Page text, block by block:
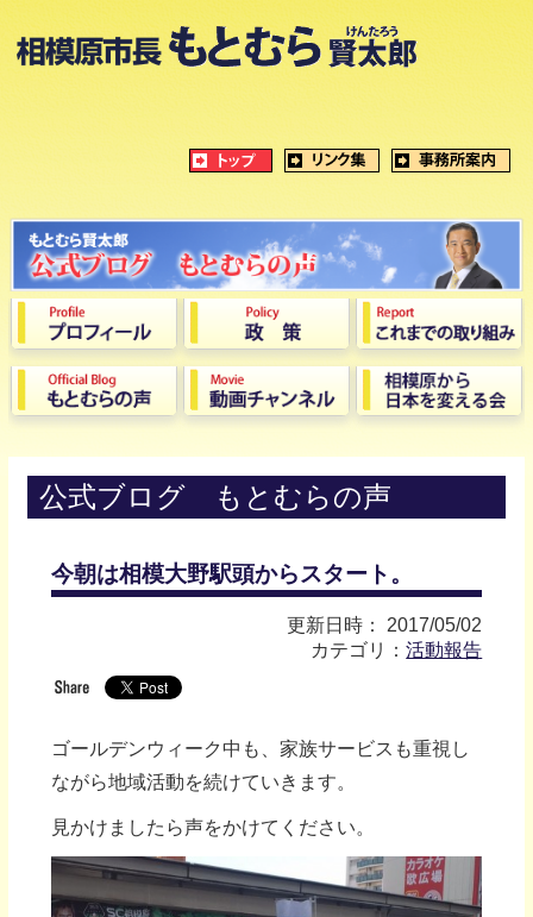
公式ブログ もとむらの声
今朝は相模大野駅頭からスタート。
更新日時： 2017/05/02
カテゴリ：活動報告
ゴールデンウィーク中も、家族サービスも重視し
ながら地域活動を続けていきます。
見かけましたら声をかけてください。